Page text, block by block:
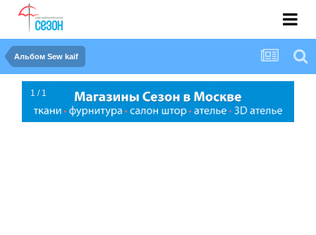
Альбом Sew kaif
1 / 1